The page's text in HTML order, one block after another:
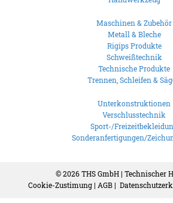
Maschinen & Zubehör
Metall & Bleche
Rigips Produkte
Schweißtechnik
Technische Produkte
Trennen, Schleifen &
Unterkonstruktionen
Verschlusstechnik
Sport-/
Sonderanfertigungen/
© 2026THS GmbH | Technischer
Cookie-Zustimung| AGB|